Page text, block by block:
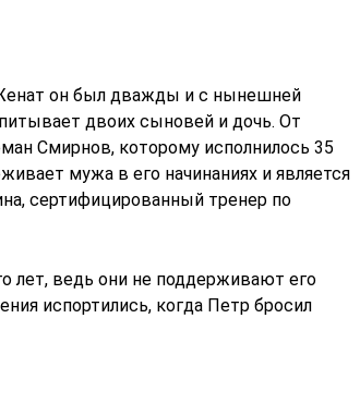
он был дважды и с нынешней
двоих сыновей и дочь. От
Смирнов, которому исполнилось 35
мужа в его начинаниях и является
сертифицированный тренер по
лет, ведь они не поддерживают его
испортились, когда Петр бросил